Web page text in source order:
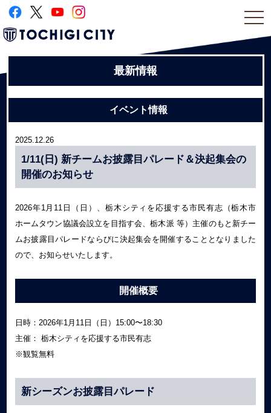
最新情報
イベント情報
2025.12.26
1/11(日) 新チームお披露目パレード＆決起集会の
開催のお知らせ
2026年1月11日（日）、栃木シティを応援する市民有志（栃木市
ホームタウン協議会設立を目指す会、栃木派 等）主催のもと新チー
ムお披露目パレードならびに決起集会を開催することとなりました
ので、お知らせいたします。
開催概要
日時：2026年1月11日（日）15:00〜18:30
主催： 栃木シティを応援する市民有志
※観覧無料
新シーズンお披露目パレード